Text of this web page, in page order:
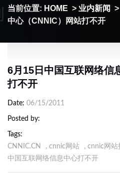
当前位置: HOME > 业内新闻
中心（CNNIC）网站打不开
6月15日中国互联网络信
打不开
Date 06/15/2011
Posted by
Tags
CNNIC.CN
, cnnic网站 , cnnic网站
中国互联网络信息中心打不开